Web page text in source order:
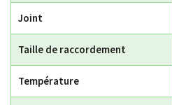
Joint
Taille de raccordement
Température